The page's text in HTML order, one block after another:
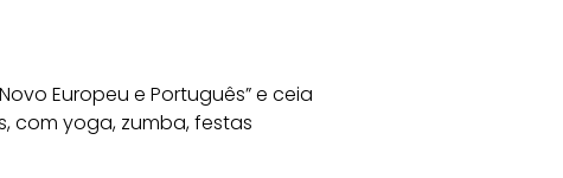
Europeu e Português” e ceia
com yoga, zumba, festas